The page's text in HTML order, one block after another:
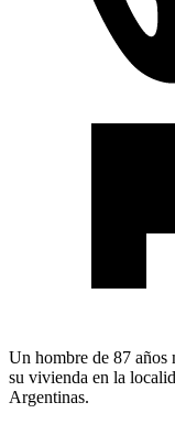
Un hombre de 87 años
su vivienda en la
Argentinas.